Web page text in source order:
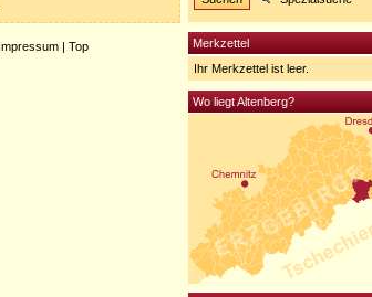
Impressum | Top
Merkzettel
Ihr Merkzettel ist leer.
Wo liegt Altenberg?